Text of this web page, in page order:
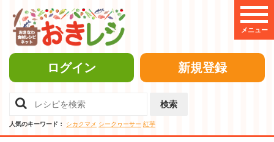
メニュー
ログイン 新規登録
検索
人気のキーワード： シカクマメ シークヮーサー 紅芋